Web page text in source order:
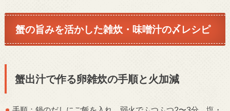
蟹の旨みを活かした雑炊・味噌汁の〆レシピ
蟹出汁で作る卵雑炊の手順と火加減